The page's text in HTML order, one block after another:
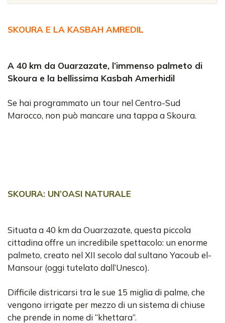
SKOURA E LA KASBAH AMREDIL
A 40 km da Ouarzazate, l’immenso palmeto di
Skoura e la bellissima Kasbah Amerhidil
Se hai programmato un tour nel Centro-Sud
Marocco, non può mancare una tappa a Skoura.
SKOURA: UN’OASI NATURALE
Situata a 40 km da Ouarzazate, questa piccola
cittadina offre un incredibile spettacolo: un enorme
palmeto, creato nel XII secolo dal sultano Yacoub el-
Mansour (oggi tutelato dall’Unesco).
Difficile districarsi tra le sue 15 miglia di palme, che
vengono irrigate per mezzo di un sistema di chiuse
che prende in nome di “khettara”.